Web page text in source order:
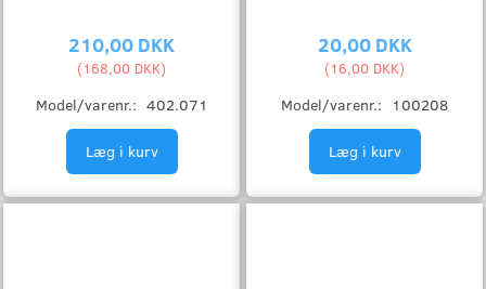
210,00 DKK
(168,00 DKK)
Model/varenr.: 402.071
Læg i kurv
20,00 DKK
(16,00 DKK)
Model/varenr.: 100208
Læg i kurv